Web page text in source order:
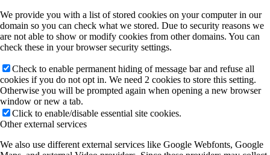
We provide you with a list of stored cookies on your computer in our
domain so you can check what we stored. Due to security reasons we
are not able to show or modify cookies from other domains. You can
check these in your browser security settings.
Check to enable permanent hiding of message bar and refuse all
cookies if you do not opt in. We need 2 cookies to store this setting.
Otherwise you will be prompted again when opening a new browser
window or new a tab.
Click to enable/disable essential site cookies.
Other external services
We also use different external services like Google Webfonts, Google